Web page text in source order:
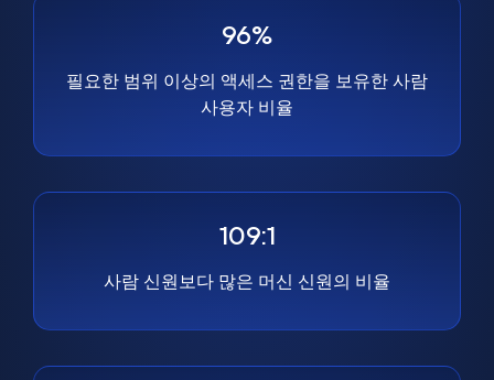
96%
필요한 범위 이상의 액세스 권한을 보유한 사람
사용자 비율
109:1
사람 신원보다 많은 머신 신원의 비율